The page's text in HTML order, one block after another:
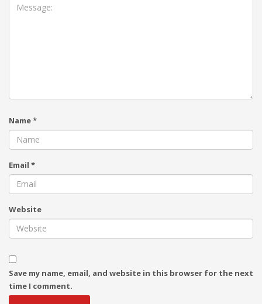
Name*
Email *
Website
Save my name, email, and website in this browser for the next
time I comment.